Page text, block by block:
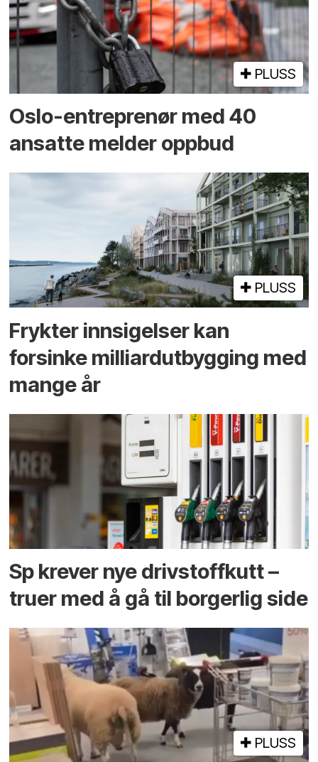
PLUSS
Oslo-entreprenør med 40
ansatte melder oppbud
PLUSS
Frykter innsigelser kan
forsinke milliard­utbygging med
mange år
Sp krever nye drivstoffkutt –
truer med å gå til borgerlig side
PLUSS